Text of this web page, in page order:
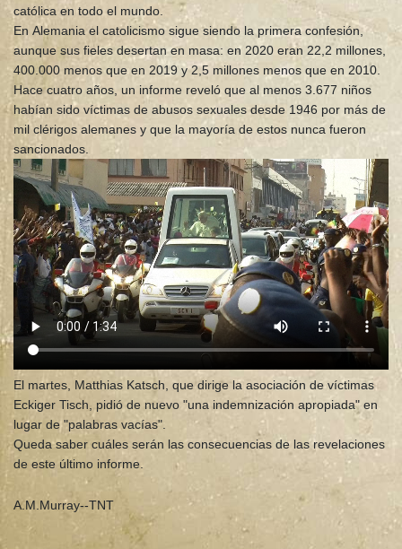
católica en todo el mundo.
En Alemania el catolicismo sigue siendo la primera confesión,
aunque sus fieles desertan en masa: en 2020 eran 22,2 millones,
400.000 menos que en 2019 y 2,5 millones menos que en 2010.
Hace cuatro años, un informe reveló que al menos 3.677 niños
habían sido víctimas de abusos sexuales desde 1946 por más de
mil clérigos alemanes y que la mayoría de estos nunca fueron
sancionados.
El martes, Matthias Katsch, que dirige la asociación de víctimas
Eckiger Tisch, pidió de nuevo "una indemnización apropiada" en
lugar de "palabras vacías".
Queda saber cuáles serán las consecuencias de las revelaciones
de este último informe.
A.M.Murray--TNT